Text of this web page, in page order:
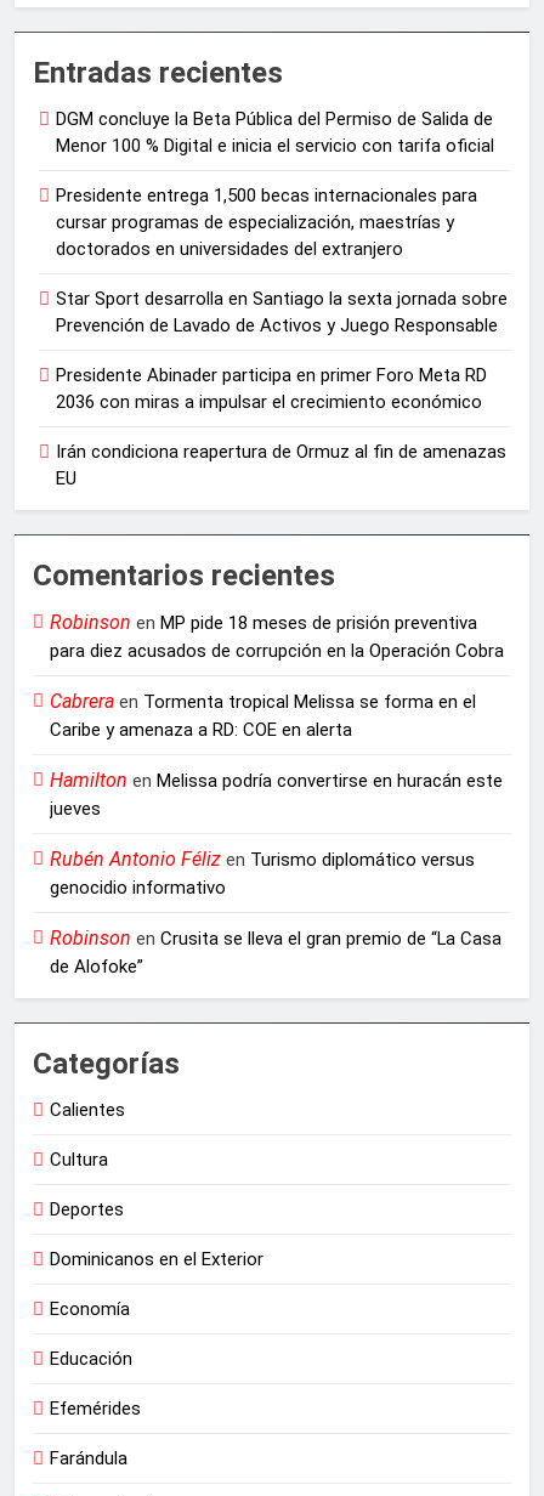
Entradas recientes
DGM concluye la Beta Pública del Permiso de Salida de
Menor 100 % Digital e inicia el servicio con tarifa oficial
Presidente entrega 1,500 becas internacionales para
cursar programas de especialización, maestrías y
doctorados en universidades del extranjero
Star Sport desarrolla en Santiago la sexta jornada sobre
Prevención de Lavado de Activos y Juego Responsable
Presidente Abinader participa en primer Foro Meta RD
2036 con miras a impulsar el crecimiento económico
Irán condiciona reapertura de Ormuz al fin de amenazas
EU
Comentarios recientes
Robinson en MP pide 18 meses de prisión preventiva
para diez acusados de corrupción en la Operación Cobra
Cabrera en Tormenta tropical Melissa se forma en el
Caribe y amenaza a RD: COE en alerta
Hamilton en Melissa podría convertirse en huracán este
jueves
Rubén Antonio Féliz en Turismo diplomático versus
genocidio informativo
Robinson en Crusita se lleva el gran premio de “La Casa
de Alofoke”
Categorías
Calientes
Cultura
Deportes
Dominicanos en el Exterior
Economía
Educación
Efemérides
Farándula